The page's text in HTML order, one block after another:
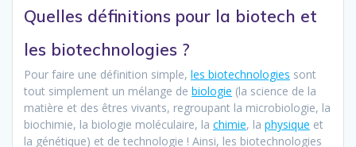
Quelles définitions pour la biotech et
les biotechnologies ?
Pour faire une définition simple, les biotechnologies sont
tout simplement un mélange de biologie (la science de la
matière et des êtres vivants, regroupant la microbiologie, la
biochimie, la biologie moléculaire, la chimie, la physique et
la génétique) et de technologie ! Ainsi, les biotechnologies